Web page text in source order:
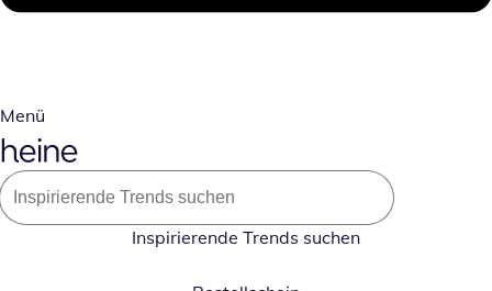
Menü
Inspirierende Trends suchen